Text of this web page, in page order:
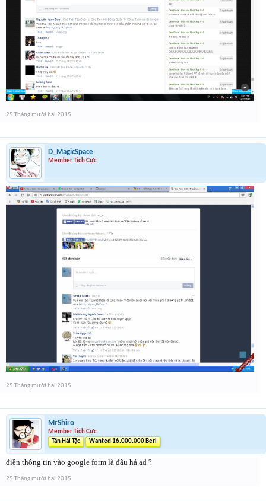
25 Tháng mười hai 2015
D_MagicSpace
Member Tích Cực
25 Tháng mười hai 2015
MrShiro
Member Tích Cực
Tân Hải Tặc
Wanted 16.000.000 Beri
điền thông tin vào google form là đâu hả ad ?
25 Tháng mười hai 2015